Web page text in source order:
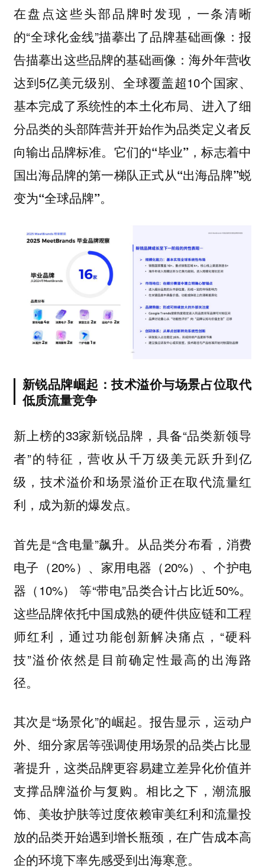
在盘点这些头部品牌时发现，一条清晰
的“全球化金线”描摹出了品牌基础画像：报
告描摹出这些品牌的基础画像：海外年营收
达到5亿美元级别、全球覆盖超10个国家、
基本完成了系统性的本土化布局、进入了细
分品类的头部阵营并开始作为品类定义者反
向输出品牌标准。 它们的“毕业”，标志着中
国出海品牌的第一梯队正式从“出海品牌”蜕
变为“全球品牌”。
新锐品牌崛起：技术溢价与场景占位取代
低质流量竞争
新上榜的33家新锐品牌，具备“品类新领导
者”的特征，营收从千万级美元跃升到亿
级， 技术溢价和场景溢价正在取代流量红
利，成为新的爆发点。
首先是“含电量”飙升。从品类分布看，消费
电子（20%）、家用电器（20%）、个护电
器（10%） 等“带电”品类合计占比近50%。
这些品牌依托中国成熟的硬件供应链和工程
师红利，通过功能创新解决痛点，“硬科
技”溢价依然是目前确定性最高的出海路
径。
其次是“场景化”的崛起。报告显示，运动户
外、细分家居等强调使用场景的品类占比显
著提升，这类品牌更容易建立差异化价值并
支撑品牌溢价与复购。相比之下，潮流服
饰、美妆护肤等过度依赖审美红利和流量投
放的品类开始遇到增长瓶颈，在广告成本高
企的环境下率先感受到出海寒意。